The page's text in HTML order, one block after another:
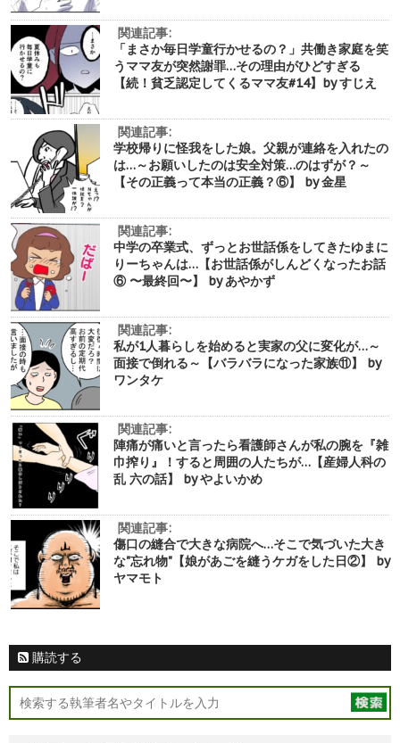
関連記事:
「まさか毎日学童行かせるの？」共働き家庭を笑
うママ友が突然謝罪…その理由がひどすぎる
【続！貧乏認定してくるママ友#14】by すじえ
関連記事:
学校帰りに怪我をした娘。父親が連絡を入れたの
は…～お願いしたのは安全対策…のはずが？～
【その正義って本当の正義？⑥】 by 金星
関連記事:
中学の卒業式、ずっとお世話係をしてきたゆまに
りーちゃんは…【お世話係がしんどくなったお話
⑥ 〜最終回〜】 by あやかず
関連記事:
私が1人暮らしを始めると実家の父に変化が…～
面接で倒れる～【バラバラになった家族⑪】 by
ワンタケ
関連記事:
陣痛が痛いと言ったら看護師さんが私の腕を『雑
巾搾り』！すると周囲の人たちが…【産婦人科の
乱 六の話】 by やよいかめ
関連記事:
傷口の縫合で大きな病院へ…そこで気づいた大き
な"忘れ物"【娘があごを縫うケガをした日②】 by
ヤマモト
購読する